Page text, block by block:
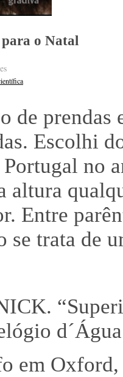
para o Natal
de
Escolhi
no
altura
Entre
se trata de
em